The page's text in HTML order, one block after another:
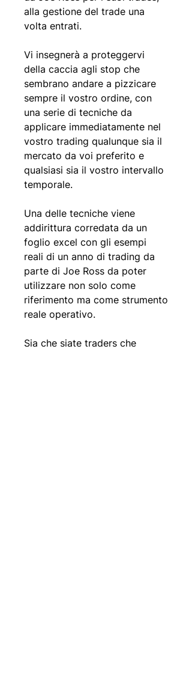
alla gestione del trade una
volta entrati.
Vi insegnerà a proteggervi
della caccia agli stop che
sembrano andare a pizzicare
sempre il vostro ordine, con
una serie di tecniche da
applicare immediatamente nel
vostro trading qualunque sia il
mercato da voi preferito e
qualsiasi sia il vostro intervallo
temporale.
Una delle tecniche viene
addirittura corredata da un
foglio excel con gli esempi
reali di un anno di trading da
parte di Joe Ross da poter
utilizzare non solo come
riferimento ma come strumento
reale operativo.
Sia che siate traders che